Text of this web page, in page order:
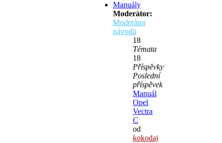
Manuály
Moderátor:
Moderátor
návodů
18
Témata
18
Příspěvky
Poslední
příspěvek
Manuál
Opel
Vectra
C
od
kokodaj